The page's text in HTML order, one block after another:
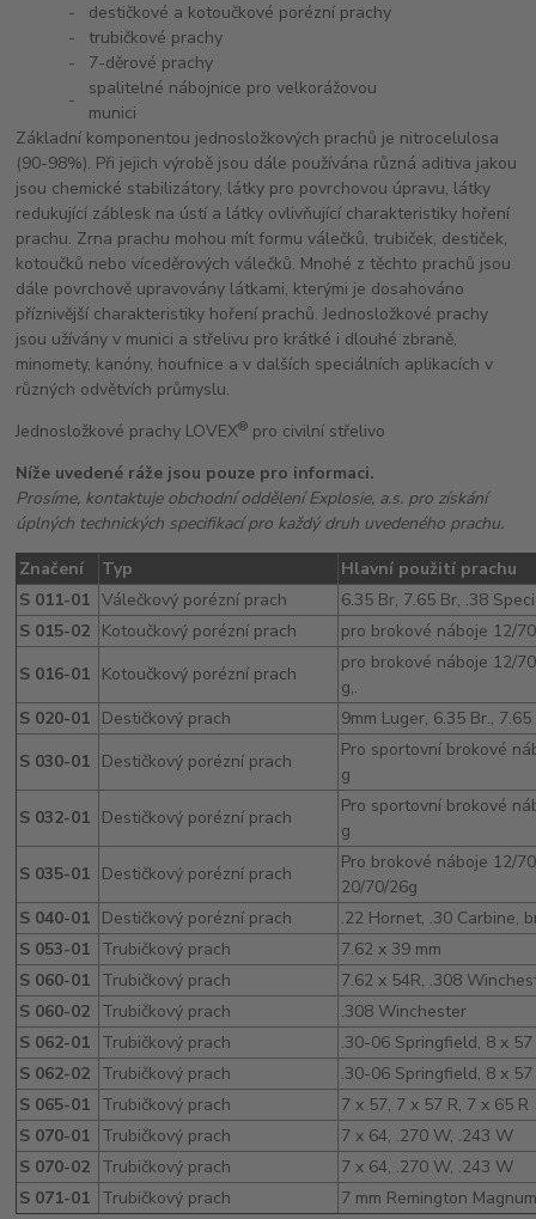
-
destičkové a kotoučkové porézní prachy
-
trubičkové prachy
-
7-děrové prachy
-
spalitelné nábojnice pro velkorážovou
munici
Základní komponentou jednosložkových prachů je nitrocelulosa
(90-98%). Při jejich výrobě jsou dále používána různá aditiva jakou
jsou chemické stabilizátory, látky pro povrchovou úpravu, látky
redukující záblesk na ústí a látky ovlivňující charakteristiky hoření
prachu. Zrna prachu mohou mít formu válečků, trubiček, destiček,
kotoučků nebo víceděrových válečků. Mnohé z těchto prachů jsou
dále povrchově upravovány látkami, kterými je dosahováno
příznivější charakteristiky hoření prachů. Jednosložkové prachy
jsou užívány v munici a střelivu pro krátké i dlouhé zbraně,
minomety, kanóny, houfnice a v dalších speciálních aplikacích v
různých odvětvích průmyslu.
Jednosložkové prachy LOVEX® pro civilní střelivo
Níže uvedené ráže jsou pouze pro informaci.
Prosíme, kontaktuje obchodní oddělení Explosie, a.s. pro získání
úplných technických specifikací pro každý druh uvedeného prachu.
Značení
Typ
Hlavní použití prachu
S 011-01 Válečkový porézní prach
6.35 Br, 7.65 Br, .38
S 015-02 Kotoučkový porézní prach
pro brokové náboje 12/
S 016-01 Kotoučkový porézní prach
pro brokové náboje 12/
g,.
S 020-01 Destičkový prach
9mm Luger, 6.35 Br.,
S 030-01 Destičkový porézní prach
Pro sportovní brokové
g
S 032-01 Destičkový porézní prach
Pro sportovní brokové
g
S 035-01 Destičkový porézní prach
Pro brokové náboje 12/
20/70/26g
S 040-01 Destičkový porézní prach
.22 Hornet, .30 Carbine,
S 053-01 Trubičkový prach
7.62 x 39 mm
S 060-01 Trubičkový prach
7.62 x 54R, .308
S 060-02 Trubičkový prach
.308 Winchester
S 062-01 Trubičkový prach
.30-06 Springfield, 8 x
S 062-02 Trubičkový prach
.30-06 Springfield, 8 x
S 065-01 Trubičkový prach
7 x 57, 7 x 57 R, 7 x 65 R
S 070-01 Trubičkový prach
7 x 64, .270 W, .243 W
S 070-02 Trubičkový prach
7 x 64, .270 W, .243 W
S 071-01 Trubičkový prach
7 mm Remington